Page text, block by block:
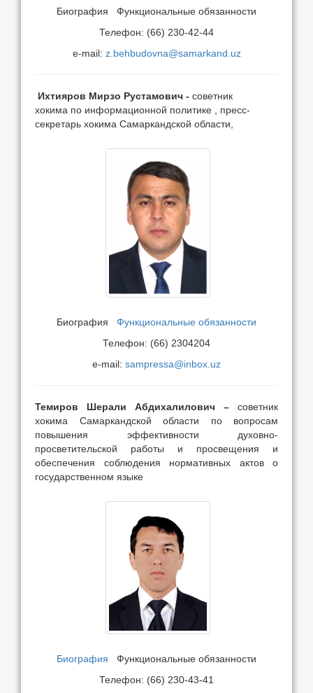
Биография
Функциональные обязанности
Телефон: (66) 230-42-44
e-mail: z.behbudovna@samarkand.uz
Ихтияров Мирзо Рустамович - советник
хокима по информационной политике , пресс-
секретарь хокима Самаркандской области,
Биография Функциональные обязанности
Телефон: (66) 2304204
e-mail: sampressa@inbox.uz
Темиров Шерали Абдихалилович – советник
хокима Самаркандской области по вопросам
повышения эффективности духовно-
просветительской работы и просвещения и
обеспечения соблюдения нормативных актов о
государственном языке
Биография
Функциональные обязанности
Телефон: (66) 230-43-41